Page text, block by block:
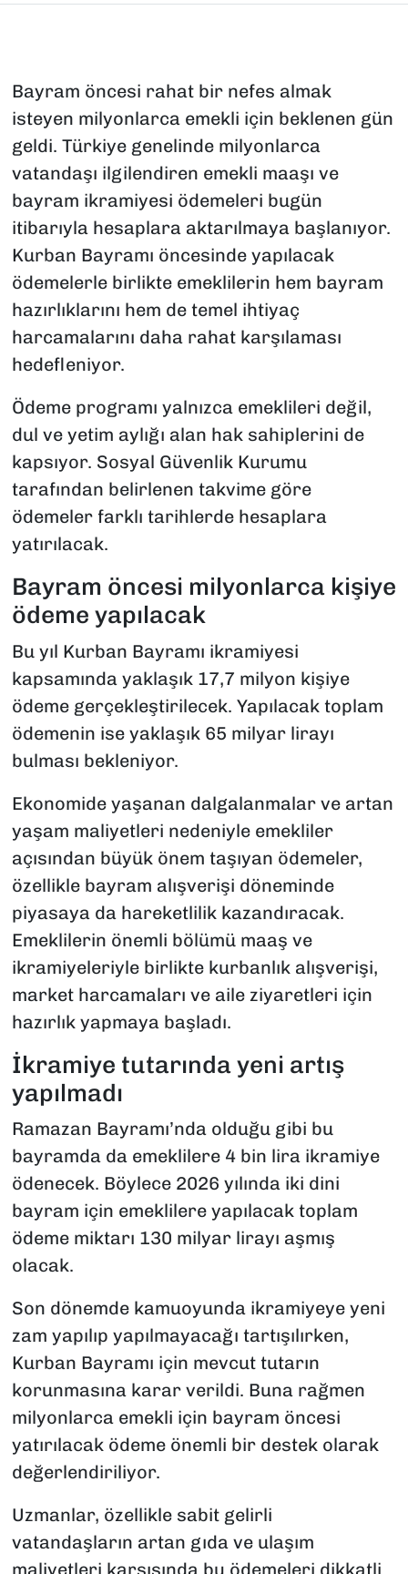
Bayram öncesi rahat bir nefes almak
isteyen milyonlarca emekli için beklenen gün
geldi. Türkiye genelinde milyonlarca
vatandaşı ilgilendiren emekli maaşı ve
bayram ikramiyesi ödemeleri bugün
itibarıyla hesaplara aktarılmaya başlanıyor.
Kurban Bayramı öncesinde yapılacak
ödemelerle birlikte emeklilerin hem bayram
hazırlıklarını hem de temel ihtiyaç
harcamalarını daha rahat karşılaması
hedefleniyor.
Ödeme programı yalnızca emeklileri değil,
dul ve yetim aylığı alan hak sahiplerini de
kapsıyor. Sosyal Güvenlik Kurumu
tarafından belirlenen takvime göre
ödemeler farklı tarihlerde hesaplara
yatırılacak.
Bayram öncesi milyonlarca kişiye
ödeme yapılacak
Bu yıl Kurban Bayramı ikramiyesi
kapsamında yaklaşık 17,7 milyon kişiye
ödeme gerçekleştirilecek. Yapılacak toplam
ödemenin ise yaklaşık 65 milyar lirayı
bulması bekleniyor.
Ekonomide yaşanan dalgalanmalar ve artan
yaşam maliyetleri nedeniyle emekliler
açısından büyük önem taşıyan ödemeler,
özellikle bayram alışverişi döneminde
piyasaya da hareketlilik kazandıracak.
Emeklilerin önemli bölümü maaş ve
ikramiyeleriyle birlikte kurbanlık alışverişi,
market harcamaları ve aile ziyaretleri için
hazırlık yapmaya başladı.
İkramiye tutarında yeni artış
yapılmadı
Ramazan Bayramı’nda olduğu gibi bu
bayramda da emeklilere 4 bin lira ikramiye
ödenecek. Böylece 2026 yılında iki dini
bayram için emeklilere yapılacak toplam
ödeme miktarı 130 milyar lirayı aşmış
olacak.
Son dönemde kamuoyunda ikramiyeye yeni
zam yapılıp yapılmayacağı tartışılırken,
Kurban Bayramı için mevcut tutarın
korunmasına karar verildi. Buna rağmen
milyonlarca emekli için bayram öncesi
yatırılacak ödeme önemli bir destek olarak
değerlendiriliyor.
Uzmanlar, özellikle sabit gelirli
vatandaşların artan gıda ve ulaşım
maliyetleri karşısında bu ödemeleri dikkatli